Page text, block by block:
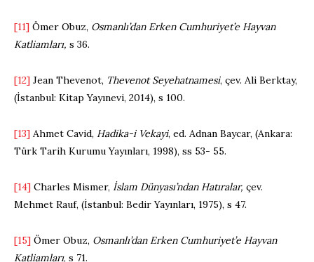
[11] Ömer Obuz, Osmanlı’dan Erken Cumhuriyet’e Hayvan
Katliamları, s 36.
[12] Jean Thevenot, Thevenot Seyehatnamesi, çev. Ali Berktay,
(İstanbul: Kitap Yayınevi, 2014), s 100.
[13] Ahmet Cavid, Hadika-i Vekayi, ed. Adnan Baycar, (Ankara:
Türk Tarih Kurumu Yayınları, 1998), ss 53- 55.
[14] Charles Mismer, İslam Dünyası’ndan Hatıralar, çev.
Mehmet Rauf, (İstanbul: Bedir Yayınları, 1975), s 47.
[15] Ömer Obuz, Osmanlı’dan Erken Cumhuriyet’e Hayvan
Katliamları, s 71.